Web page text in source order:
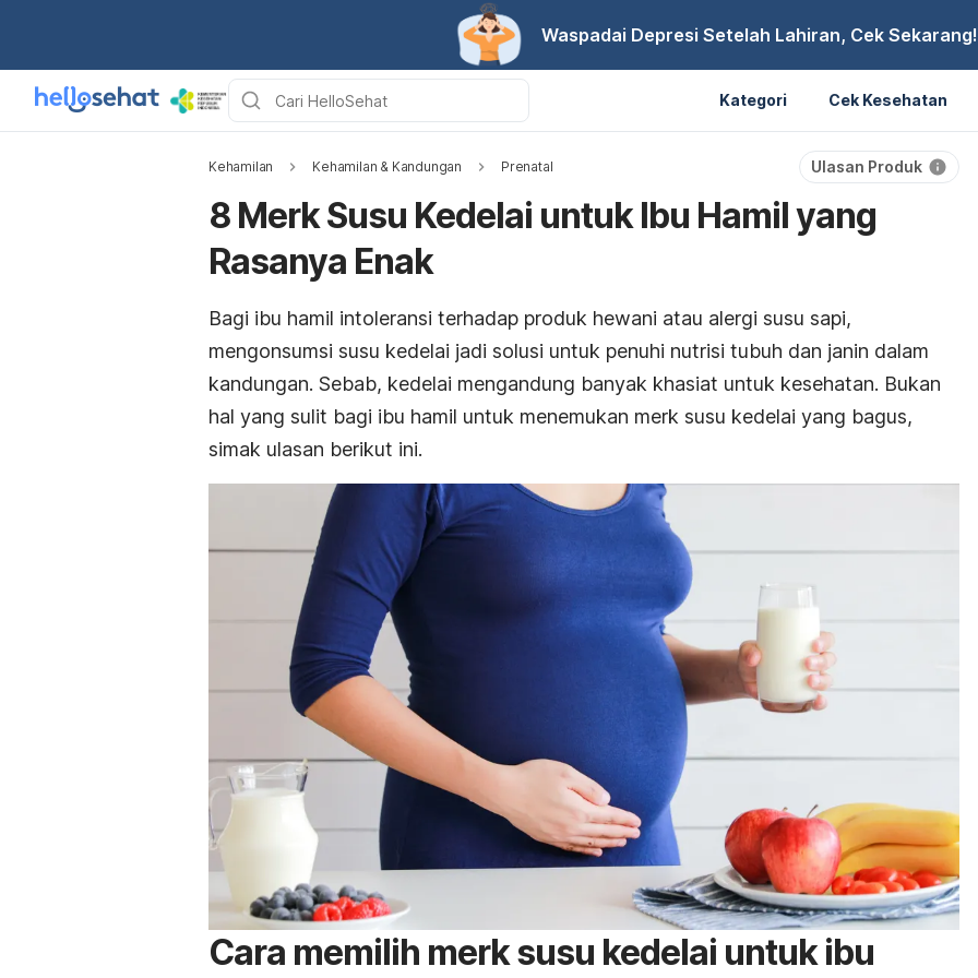
Waspadai Depresi Setelah Lahiran, Cek Sekarang!
Kategori Cek Kesehatan
Kehamilan Kehamilan & Kandungan Prenatal Ulasan Produk
8 Merk Susu Kedelai untuk Ibu Hamil yang
Rasanya Enak
Bagi ibu hamil intoleransi terhadap produk hewani atau alergi susu sapi,
mengonsumsi susu kedelai jadi solusi untuk penuhi nutrisi tubuh dan janin dalam
kandungan. Sebab, kedelai mengandung banyak khasiat untuk kesehatan. Bukan
hal yang sulit bagi ibu hamil untuk menemukan merk susu kedelai yang bagus,
simak ulasan berikut ini.
Cara memilih merksusu kedelai untuk ibu